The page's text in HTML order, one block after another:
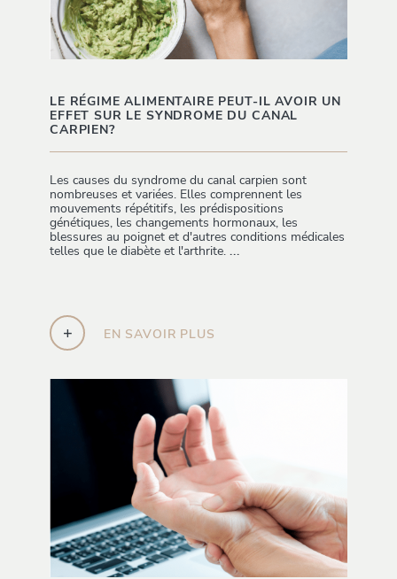
LE RÉGIME ALIMENTAIRE PEUT-IL AVOIR UN
EFFET SUR LE SYNDROME DU CANAL
CARPIEN?
Les causes du syndrome du canal carpien sont
nombreuses et variées. Elles comprennent les
mouvements répétitifs, les prédispositions
génétiques, les changements hormonaux, les
blessures au poignet et d'autres conditions médicales
telles que le diabète et l'arthrite. ...
+ EN SAVOIR PLUS